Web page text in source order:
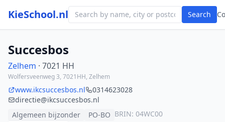
KieSchool.nl Search
Succesbos
Zelhem · 7021 HH
Wolfersveenweg 3, 7021HH, Zelhem
www.ikcsuccesbos.nl
0314623028
directie@ikcsuccesbos.nl
Algemeen bijzonder
PO-BO BRIN: 04WC00